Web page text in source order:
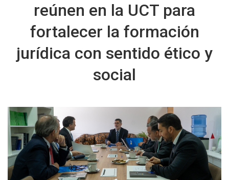
reúnen en la UCT para
fortalecer la formación
jurídica con sentido ético y
social